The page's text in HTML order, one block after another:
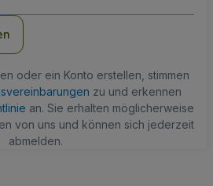
oder ein Konto erstellen, stimmen
zu und erkennen
an. Sie erhalten möglicherweise
von uns und können sich jederzeit
abmelden.